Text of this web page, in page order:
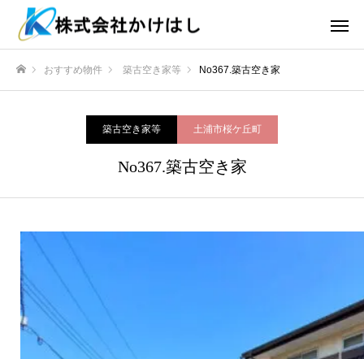
おすすめ物件 築古空き家等 No367.築古空き家
築古空き家等 土浦市桜ケ丘町
No367.築古空き家